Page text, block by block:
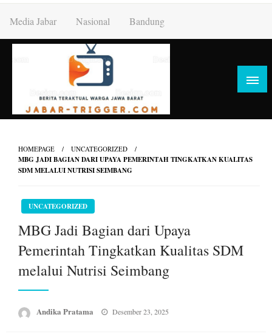
content
Media Jabar Nasional Bandung
HOMEPAGE UNCATEGORIZED
MBG JADI BAGIAN DARI UPAYA PEMERINTAH TINGKATKAN KUALITAS
SDM MELALUI NUTRISI SEIMBANG
UNCATEGORIZED
MBG Jadi Bagian dari Upaya
Pemerintah Tingkatkan Kualitas SDM
melalui Nutrisi Seimbang
Andika Pratama
Posted
Desember 23, 2025